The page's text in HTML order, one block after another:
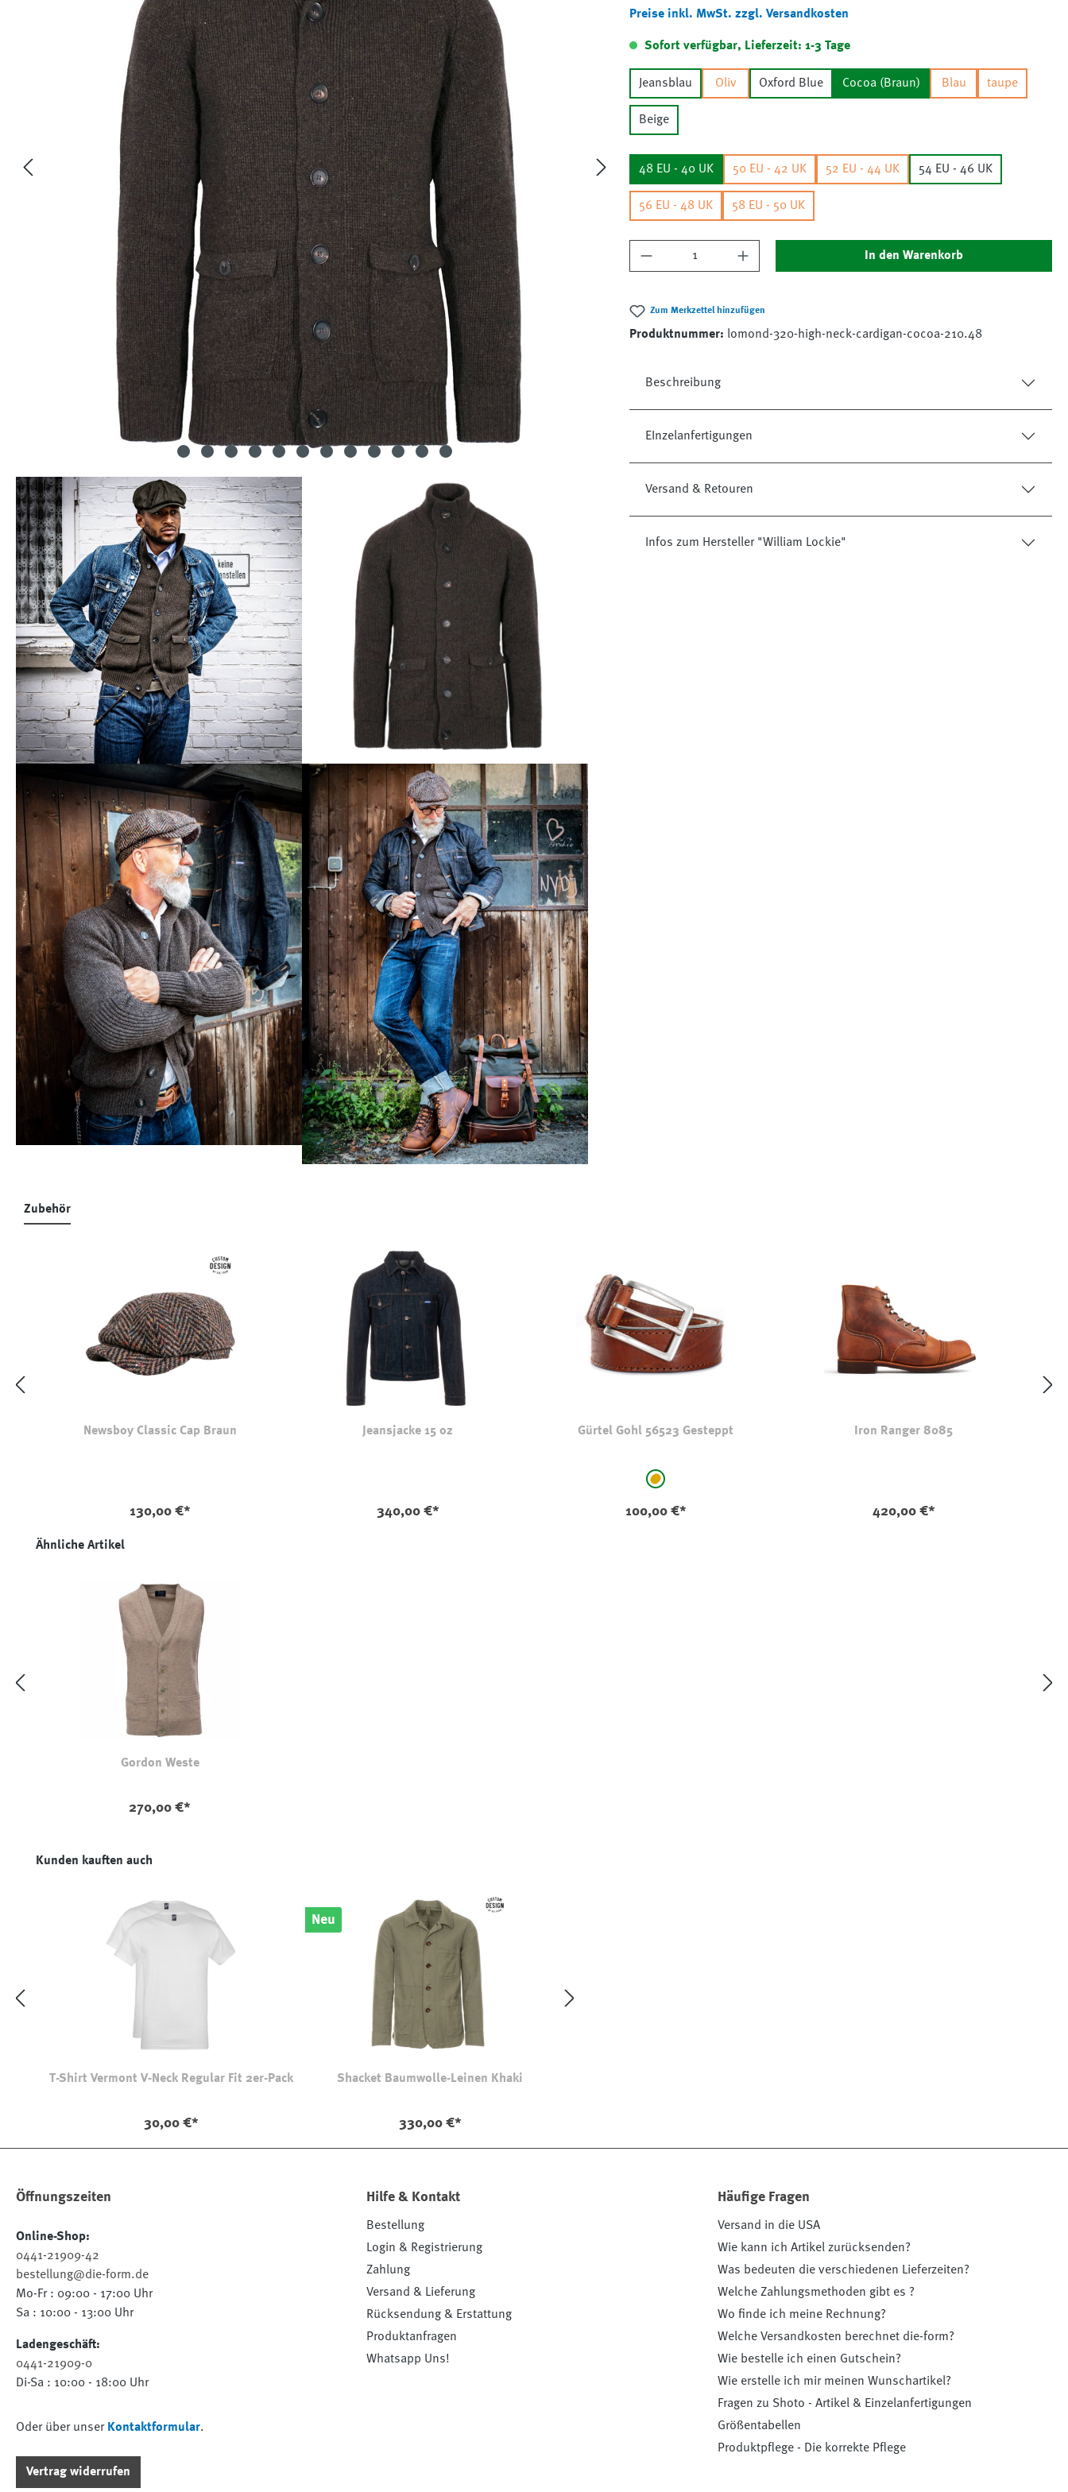
Preise inkl. MwSt. zzgl. Versandkosten
Sofort verfügbar, Lieferzeit: 1-3 Tage
Jeansblau Oliv Oxford Blue Cocoa (Braun) Blau taupe
Beige
48 EU - 40 UK 50 EU - 42 UK 52 EU - 44 UK 54 EU - 46 UK
56 EU - 48 UK 58 EU - 50 UK
Produkt Anzahl: Gib den gewünschten Wert ein
In den Warenkorb
Zum Merkzettel hinzufügen
Produktnummer: lomond-320-high-neck-cardigan-cocoa-210.48
Beschreibung
EInzelanfertigungen
Versand & Retouren
Infos zum Hersteller "William Lockie"
Zubehör
Newsboy Classic Cap Braun
130,00 €*
Jeansjacke 15 oz
340,00 €*
Gürtel Gohl 56523 Gesteppt
auswählenhellbraun-camel
(Diese Option ist zurzeit nicht verfügbar.)
100,00 €*
Iron Ranger 8085
420,00 €*
Produktgalerie überspringen
Ähnliche Artikel
Gordon Weste
270,00 €*
Produktgalerie überspringen
Kunden kauften auch
T-Shirt Vermont V-Neck Regular Fit 2er-Pack
30,00 €*
Neu
Shacket Baumwolle-Leinen Khaki
330,00 €*
Öffnungszeiten
Online-Shop:
0441-21909-42
bestellung@die-form.de
Mo-Fr : 09:00 - 17:00 Uhr
Sa : 10:00 - 13:00 Uhr
Ladengeschäft:
0441-21909-0
Di-Sa : 10:00 - 18:00 Uhr
Oder über unser Kontaktformular.
Vertrag widerrufen
Hilfe & Kontakt
Bestellung
Login & Registrierung
Zahlung
Versand & Lieferung
Rücksendung & Erstattung
Produktanfragen
Whatsapp Uns!
Häufige Fragen
Versand in die USA
Wie kann ich Artikel zurücksenden?
Was bedeuten die verschiedenen Lieferzeiten?
Welche Zahlungsmethoden gibt es ?
Wo finde ich meine Rechnung?
Welche Versandkosten berechnet die-form?
Wie bestelle ich einen Gutschein?
Wie erstelle ich mir meinen Wunschartikel?
Fragen zu Shoto - Artikel & Einzelanfertigungen
Größentabellen
Produktpflege - Die korrekte Pflege